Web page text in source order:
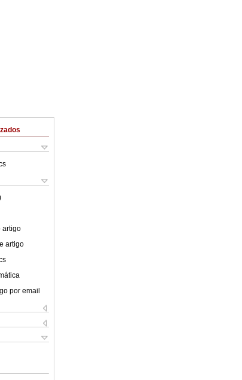
artigo
artigo
por email